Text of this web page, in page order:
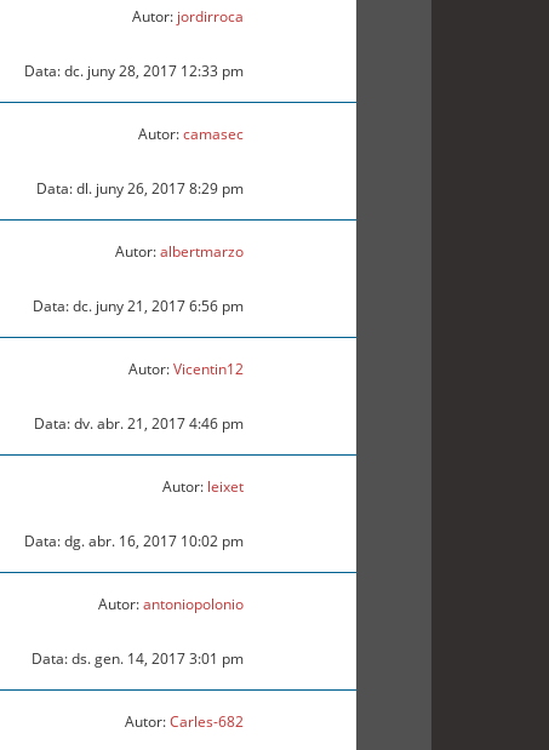
Autor: jordirroca
Data: dc. juny 28, 2017 12:33 pm
Autor:camasec
Data: dl. juny 26, 2017 8:29 pm
Autor:albertmarzo
Data: dc. juny 21, 2017 6:56 pm
Autor:Vicentin12
Data: dv. abr. 21, 2017 4:46 pm
Autor: leixet
Data: dg. abr. 16, 2017 10:02 pm
Autor:antoniopolonio
Data: ds. gen. 14, 2017 3:01 pm
Autor:Carles-682